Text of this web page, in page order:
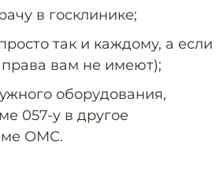
в госклинике;
так и каждому, а если
права вам не имеют);
оборудования,
057-у в другое
ОМС.